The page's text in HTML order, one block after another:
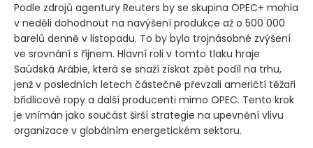
Podle zdrojů agentury Reuters by se skupina OPEC+ mohla
v neděli dohodnout na navýšení produkce až o 500 000
barelů denně v listopadu. To by bylo trojnásobné zvýšení
ve srovnání s říjnem. Hlavní roli v tomto tlaku hraje
Saúdská Arábie, která se snaží získat zpět podíl na trhu,
jenž v posledních letech částečně převzali američtí těžaři
břidlicové ropy a další producenti mimo OPEC. Tento krok
je vnímán jako součást širší strategie na upevnění vlivu
organizace v globálním energetickém sektoru.